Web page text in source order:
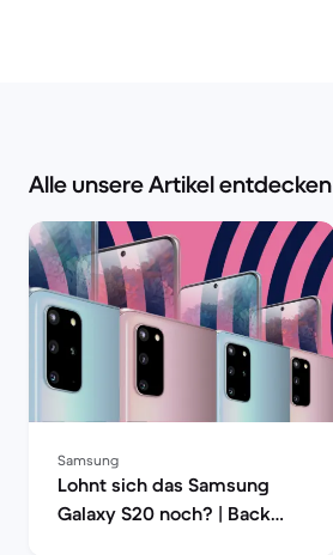
Alle unsere Artikel entdecken
Samsung
Lohnt sich das Samsung
Galaxy S20 noch? | Back